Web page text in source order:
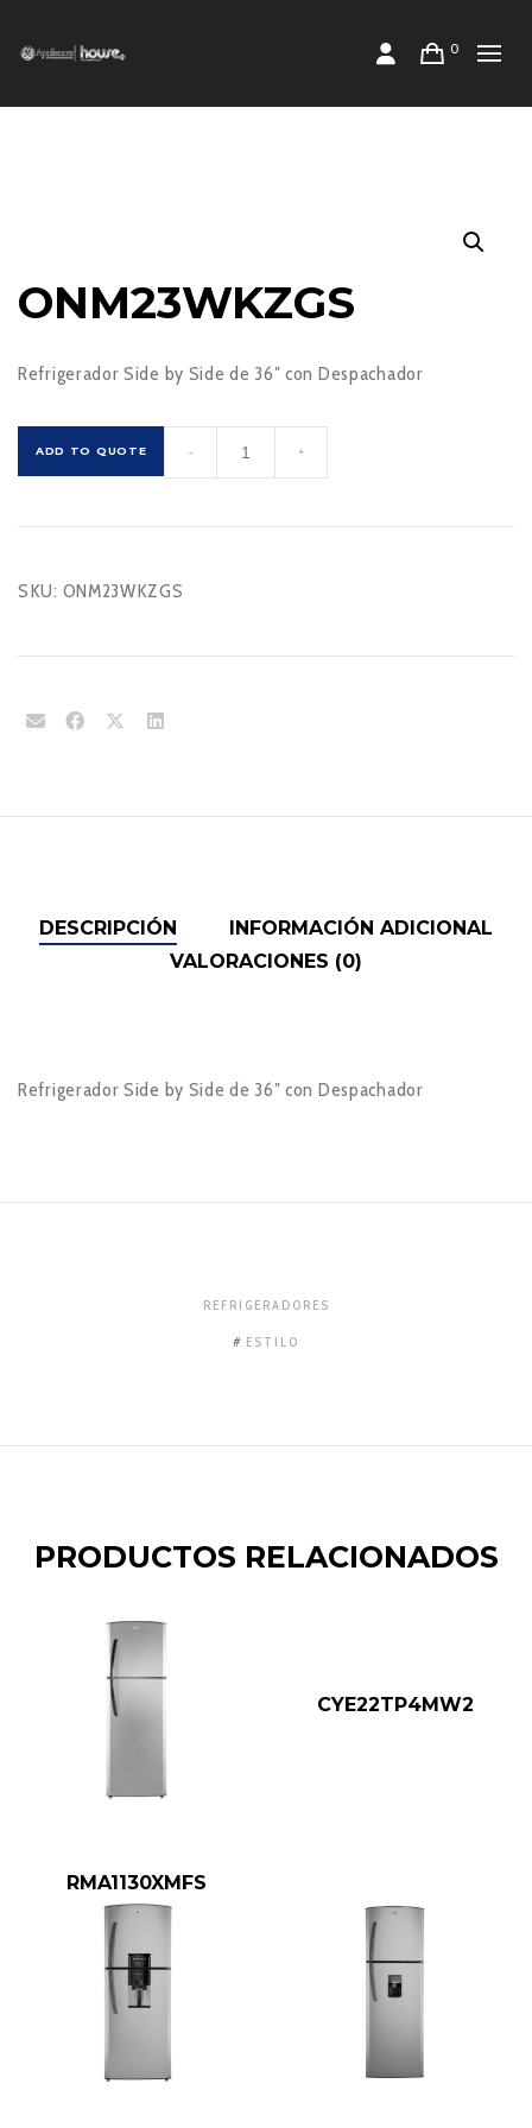
0
ONM23WKZGS
Refrigerador Side by Side de 36″ con Despachador
ADD TO QUOTE
cantidad
- +
SKU: ONM23WKZGS
DESCRIPCIÓN
INFORMACIÓN ADICIONAL
VALORACIONES (0)
Refrigerador Side by Side de 36″ con Despachador
REFRIGERADORES
ESTILO
PRODUCTOS RELACIONADOS
RMA1130XMFS
CYE22TP4MW2